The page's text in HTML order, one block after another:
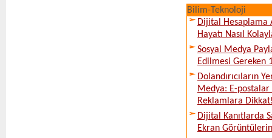
Bilim-Teknoloji
Dijital Hesaplama
Hayatı Nasıl
Sosyal Medya
Edilmesi Gereken
Dolandırıcıların
Medya: E-postalar
Reklamlara
Dijital Kanıtlarda
Ekran